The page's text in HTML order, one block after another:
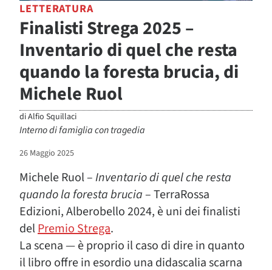
LETTERATURA
Finalisti Strega 2025 –
Inventario di quel che resta
quando la foresta brucia, di
Michele Ruol
diAlfio Squillaci
Interno di famiglia con tragedia
26 Maggio 2025
Michele Ruol –Inventario di quel che resta
quando la foresta brucia – TerraRossa
Edizioni, Alberobello 2024, è uni dei finalisti
delPremio Strega.
La scena — è proprio il caso di dire in quanto
il libro offre in esordio una didascalia scarna